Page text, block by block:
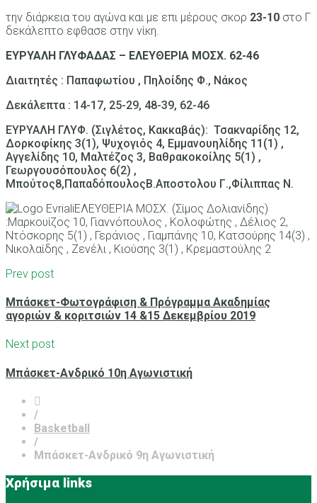
την διάρκεια του αγώνα και με επι μέρους σκορ 23-10 στο Γ
δεκάλεπτο εφθασε στην νίκη.
ΕΥΡΥΑΛΗ ΓΛΥΦΑΔΑΣ – ΕΛΕΥΘΕΡΙΑ ΜΟΣΧ. 62-46
Διαιτητές : Παπαφωτίου , Πηλοίδης Φ., Νάκος
Δεκάλεπτα : 14-17, 25-29, 48-39, 62-46
ΕΥΡΥΑΛΗ ΓΛΥΦ. (Σιγλέτος, Κακκαβάς): Τσακναρίδης 12,
Δορκοφίκης 3(1), Ψυχογιός 4, Εμμανουηλίδης 11(1) ,
Αγγελίδης 10, Μαλτέζος 3, Βαθρακοκοίλης 5(1) ,
Γεωργουσόπουλος 6(2) ,
Μπούτος8,ΠαπαδόπουλοςΒ.Αποστολου Γ.,Φίλιππας Ν.
ΕΛΕΥΘΕΡΙΑ ΜΟΣΧ. (Σίμος Δολιανίδης)
:Μαρκουίζος 10, Γιαννόπουλος , Κολοφώτης , Δέλιος 2,
Ντόσκορης 5(1) , Γεράνιος , Γιαμπάνης 10, Κατσούρης 14(3) ,
Νικολαίδης , Ζενέλι , Κιούσης 3(1) , Κρεμαστούλης 2
Prev post
Μπάσκετ-Φωτογράφιση & Πρόγραμμα Ακαδημίας
αγοριών & κοριτσιών 14 &15 Δεκεμβρίου 2019
Next post
Μπάσκετ-Ανδρικό 10η Αγωνιστική
/
Basketball
/
Μπάσκετ-Ανδρικό 9η Αγωνιστική
Χρήσιμα links